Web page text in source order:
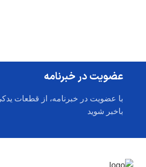
عضویت در خبرنامه
با عضویت در خبرنامه، از قطعات
باخبر شوید